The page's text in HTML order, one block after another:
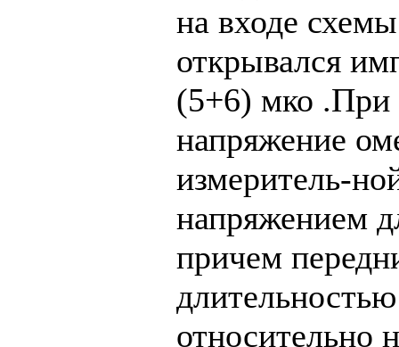
на входе
открывался
(5+6) мко .При
напряжение
измеритель-
напряжением
причем
относительно